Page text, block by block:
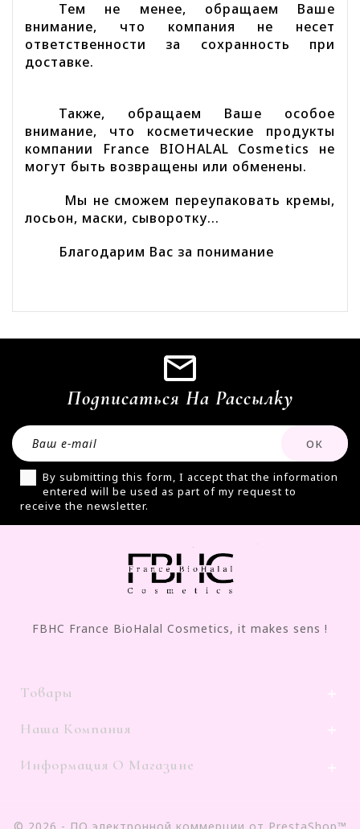
Тем не менее, обращаем Ваше
внимание, что компания не несет
ответственности за сохранность при
доставке.
Также, обращаем Ваше особое
внимание, что косметические продукты
компании France BIOHALAL Cosmetics не
могут быть возвращены или обменены.
Мы не сможем переупаковать кремы,
лосьон, маски, сыворотку...
Благодарим Вас за понимание
Подписаться На Рассылку
By submitting this form, I accept that the information
entered will be used as part of my request to
receive the newsletter.
FBHC France BioHalal Cosmetics, it makes sens !
Товары 
Наша Компания 
Информация О Магазине 
© 2026 - ПО электронной коммерции от PrestaShop™